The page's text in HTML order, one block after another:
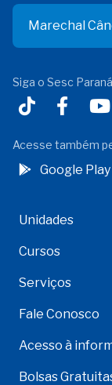
Marechal
Siga o Sesc
Acesse também
Google Play
Unidades
Cursos
Serviços
Fale Conosco
Acesso à
Bolsas